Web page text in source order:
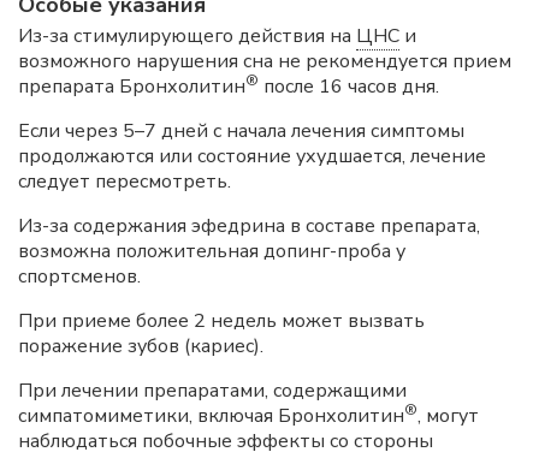
Из-за стимулирующего действия на ЦНС и
возможного нарушения сна не рекомендуется прием
препарата Бронхолитин® после 16 часов дня.
Если через 5–7 дней с начала лечения симптомы
продолжаются или состояние ухудшается, лечение
следует пересмотреть.
Из-за содержания эфедрина в составе препарата,
возможна положительная допинг-проба у
спортсменов.
При приеме более 2 недель может вызвать
поражение зубов (кариес).
При лечении препаратами, содержащими
симпатомиметики, включая Бронхолитин®, могут
наблюдаться побочные эффекты со стороны